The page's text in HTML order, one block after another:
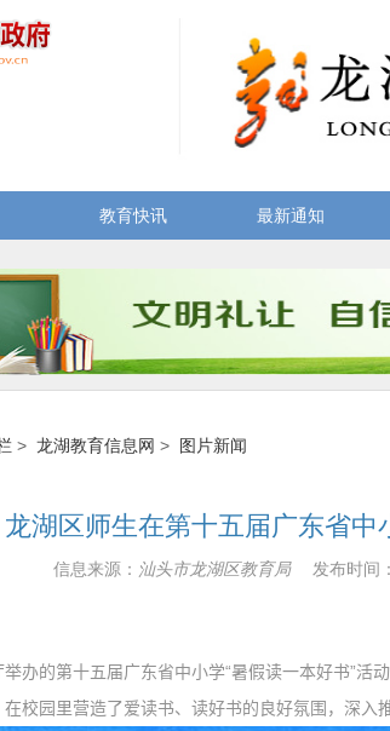
教育快讯 最新通知
> 龙湖教育信息网 > 图片新闻
龙湖区师生在第十五届广东省中
信息来源： 汕头市龙湖区教育局发布时间
的第十五届广东省中小学“暑假读一本好书”活
校园里营造了爱读书、读好书的良好氛围，深入